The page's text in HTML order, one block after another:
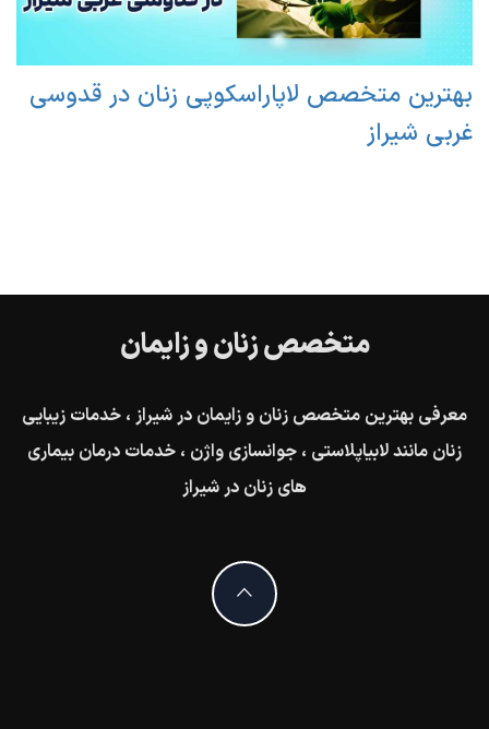
بهترین متخصص لاپاراسکوپی زنان در قدوسی
غربی شیراز
متخصص زنان و زایمان
معرفی بهترین متخصص زنان و زایمان در شیراز ، خدمات زیبایی
زنان مانند لابیاپلاستی ، جوانسازی واژن ، خدمات درمان بیماری
های زنان در شیراز